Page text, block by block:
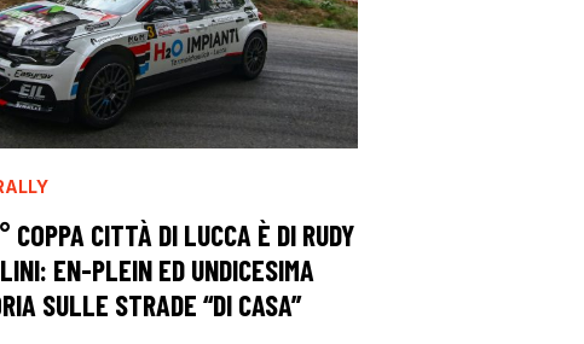
COPPA CITTÀ DI LUCCA È DI RUDY
EN-PLEIN ED UNDICESIMA
SULLE STRADE “DI CASA”